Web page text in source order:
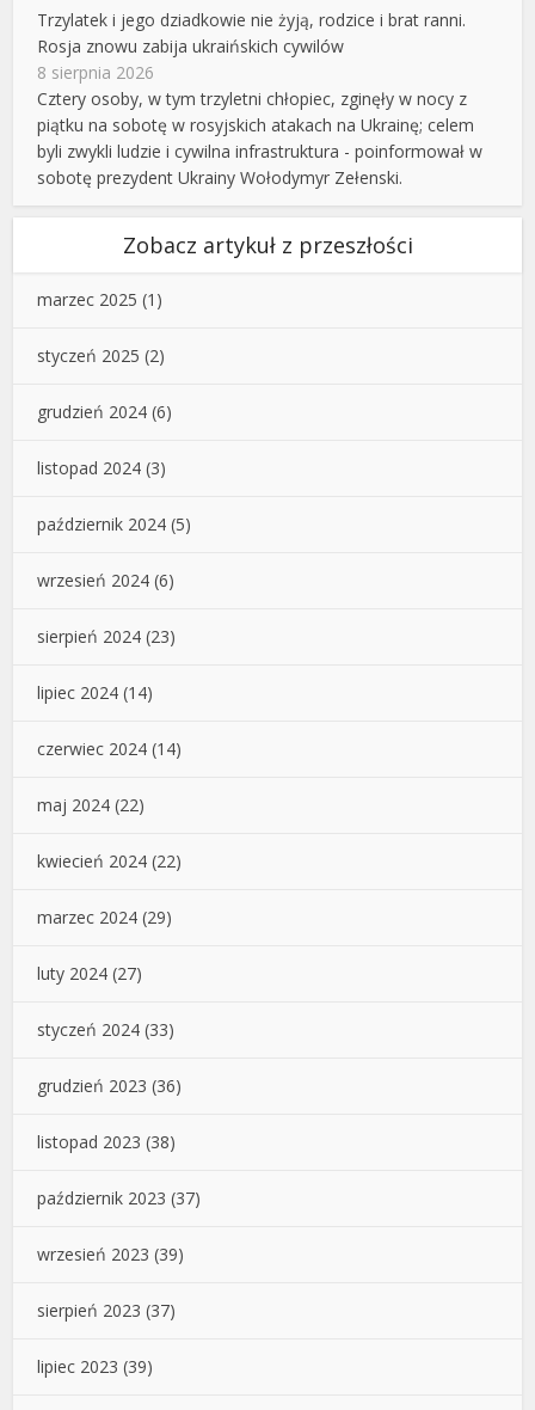
Trzylatek i jego dziadkowie nie żyją, rodzice i brat ranni.
Rosja znowu zabija ukraińskich cywilów
8 sierpnia 2026
Cztery osoby, w tym trzyletni chłopiec, zginęły w nocy z
piątku na sobotę w rosyjskich atakach na Ukrainę; celem
byli zwykli ludzie i cywilna infrastruktura - poinformował w
sobotę prezydent Ukrainy Wołodymyr Zełenski.
Zobacz artykuł z przeszłości
marzec 2025 (1)
styczeń 2025 (2)
grudzień 2024 (6)
listopad 2024 (3)
październik 2024 (5)
wrzesień 2024 (6)
sierpień 2024 (23)
lipiec 2024 (14)
czerwiec 2024 (14)
maj 2024 (22)
kwiecień 2024 (22)
marzec 2024 (29)
luty 2024 (27)
styczeń 2024 (33)
grudzień 2023 (36)
listopad 2023 (38)
październik 2023 (37)
wrzesień 2023 (39)
sierpień 2023 (37)
lipiec 2023 (39)